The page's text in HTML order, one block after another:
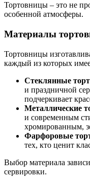
Тортовницы – это не
особенной атмосферы.
Материалы
Тортовницы
каждый из которых
Стеклянные
и праздничной
подчеркивает
Металлические
и современным
хромированным,
Фарфоровые
тех, кто ценит
Выбор материала
сервировки.